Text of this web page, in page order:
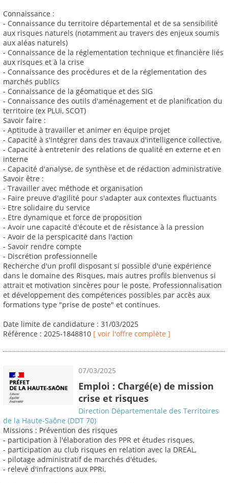
Connaissance :
- Connaissance du territoire départemental et de sa sensibilité
aux risques naturels (notamment au travers des enjeux soumis
aux aléas naturels)
- Connaissance de la réglementation technique et financière liés
aux risques et à la crise
- Connaissance des procédures et de la réglementation des
marchés publics
- Connaissance de la géomatique et des SIG
- Connaissance des outils d'aménagement et de planification du
territoire (ex PLUi, SCOT)
Savoir faire :
- Aptitude à travailler et animer en équipe projet
- Capacité à s'intégrer dans des travaux d'intelligence collective,
- Capacité à entretenir des relations de qualité en externe et en
interne
- Capacité d'analyse, de synthèse et de rédaction administrative
Savoir être :
- Travailler avec méthode et organisation
- Faire preuve d'agilité pour s'adapter aux contextes fluctuants
- Etre solidaire du service
- Etre dynamique et force de proposition
- Avoir une capacité d'écoute et de résistance à la pression
- Avoir de la perspicacité dans l'action
- Savoir rendre compte
- Discrétion professionnelle
Recherche d'un profil disposant si possible d'une expérience
dans le domaine des Risques, mais autres profils bienvenus si
attrait et motivation sincères pour le poste. Professionnalisation
et développement des compétences possibles par accès aux
formations type "prise de poste" et continues.
Date limite de candidature : 31/03/2025
Référence : 2025-1848810 [ voir l'offre complète ]
07/03/2025
Emploi : Chargé(e) de mission
crise et risques
Direction Départementale des Territoires
de la Haute-Saône (DDT 70)
Missions : Prévention des risques
- participation à l'élaboration des PPR et études risques,
- participation au club risques en relation avec la DREAL,
- pilotage administratif de marchés d'études,
- relevé d'infractions aux PPRi,